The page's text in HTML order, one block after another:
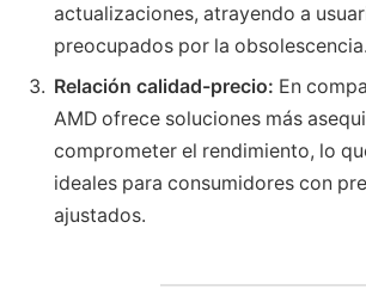
actualizaciones, atrayendo a
preocupados por la obsolescencia.
Relación calidad-precio: En
AMD ofrece soluciones más
comprometer el rendimiento, lo
ideales para consumidores con
ajustados.